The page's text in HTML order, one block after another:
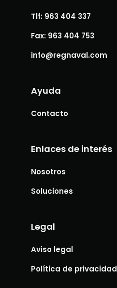
Tlf: 963 404 337
Fax: 963 404 753
info@regnaval.com
Ayuda
Contacto
Enlaces de interés
Nosotros
Soluciones
Legal
Aviso legal
Política de privacidad